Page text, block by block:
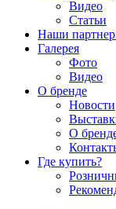
Видео
Статьи
Наши
Галерея
Фото
Видео
О бренде
Новости
О
Где купить?